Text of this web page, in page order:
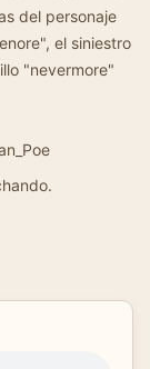
del personaje
el siniestro
"nevermore"